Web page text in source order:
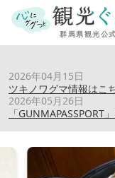
2026年04月15日
ツキノワグマ情報はこ
2026年05月26日
「GUNMAPASSPORT
（株）群馬まい